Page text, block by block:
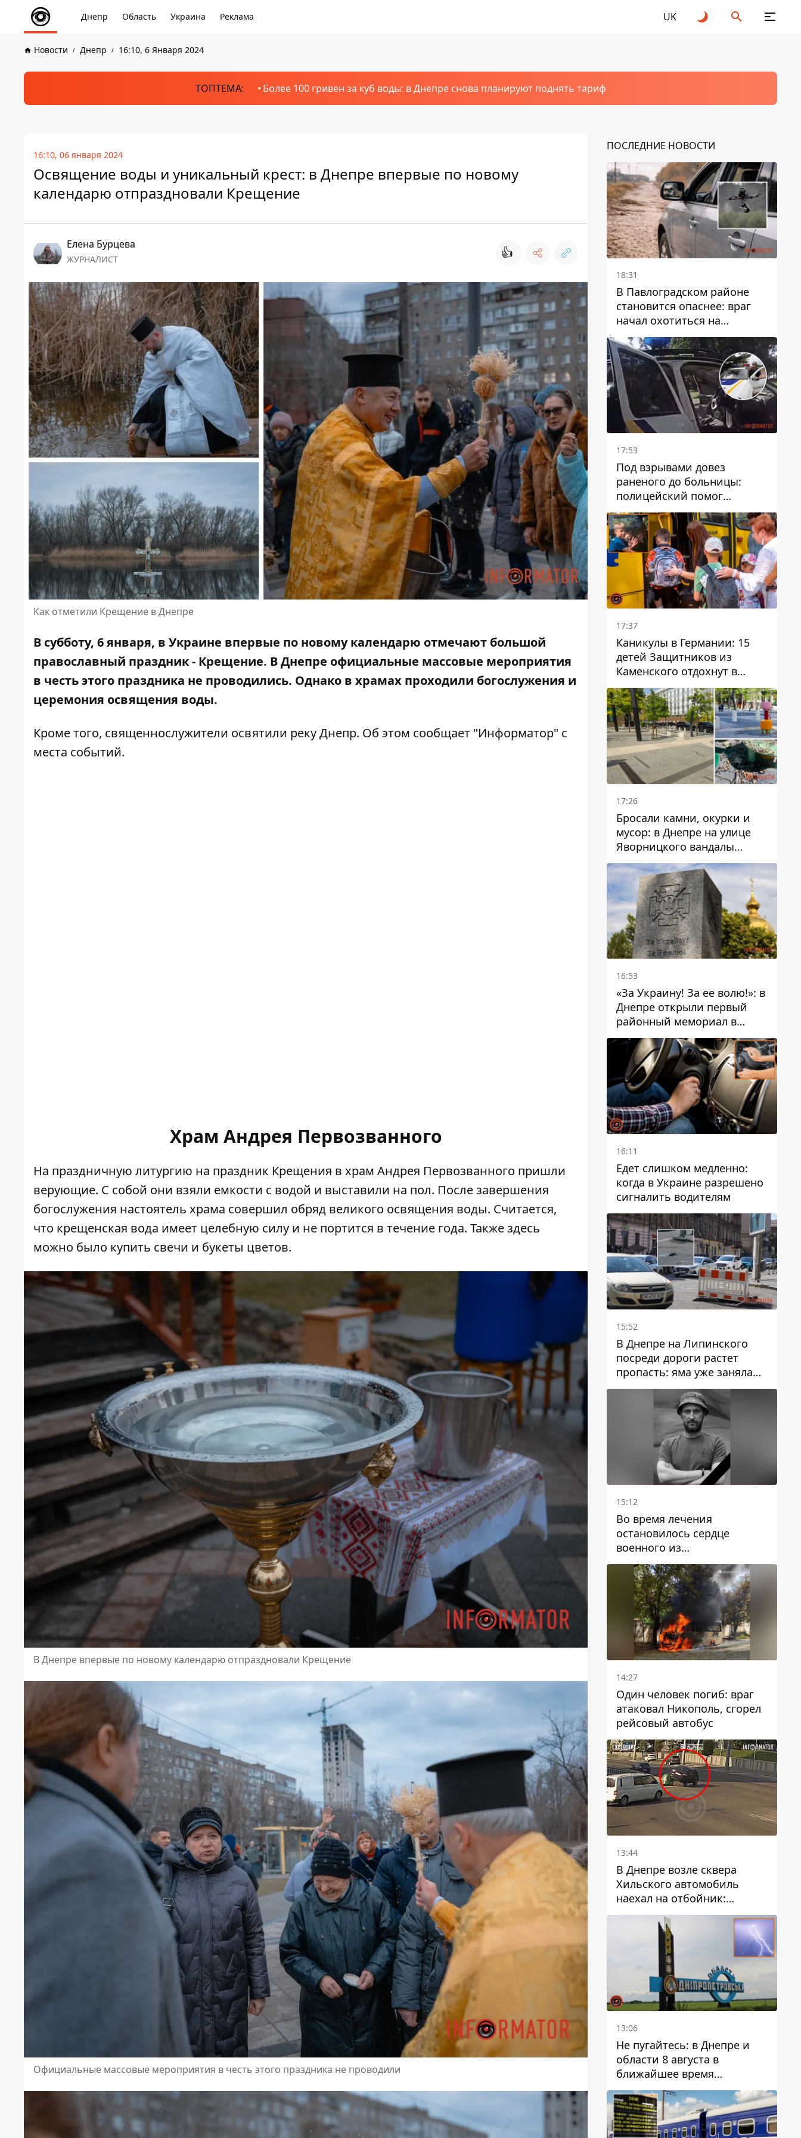
Днепр Область Украина Реклама UK
Новости Днепр 16:10, 6 Января 2024
ТОПТЕМА: Более 100 гривен за куб воды: в Днепре снова планируют поднять тариф
16:10, 06 января 2024
Освящение воды и уникальный крест: в Днепре впервые по новому
календарю отпраздновали Крещение
Елена Бурцева
ЖУРНАЛИСТ 👍
Как отметили Крещение в Днепре
В субботу, 6 января, в Украине впервые по новому календарю отмечают большой
православный праздник - Крещение. В Днепре официальные массовые мероприятия
в честь этого праздника не проводились. Однако в храмах проходили богослужения и
церемония освящения воды.
Кроме того, священнослужители освятили реку Днепр. Об этом сообщает "Информатор" с
места событий.
Храм Андрея Первозванного
На праздничную литургию на праздник Крещения в храм Андрея Первозванного пришли
верующие. С собой они взяли емкости с водой и выставили на пол. После завершения
богослужения настоятель храма совершил обряд великого освящения воды. Считается,
что крещенская вода имеет целебную силу и не портится в течение года. Также здесь
можно было купить свечи и букеты цветов.
В Днепре впервые по новому календарю отпраздновали Крещение
Официальные массовые мероприятия в честь этого праздника не проводили
ПОСЛЕДНИЕ НОВОСТИ
18:31
В Павлоградском районе
становится опаснее: враг
начал охотиться на
гражданский и военный
транспорт
17:53
Под взрывами довез
раненого до больницы:
полицейский помог
пострадавшему после атаки
на Каменский район
17:37
Каникулы в Германии: 15
детей Защитников из
Каменского отдохнут в
Вуппертале
17:26
Бросали камни, окурки и
мусор: в Днепре на улице
Яворницкого вандалы
повредили питьевые
фонтаны
16:53
«За Украину! За ее волю!»: в
Днепре открыли первый
районный мемориал в
честь погибших
Защитников
16:11
Едет слишком медленно:
когда в Украине разрешено
сигналить водителям
15:52
В Днепре на Липинского
посреди дороги растет
пропасть: яма уже заняла
полосу движения
15:12
Во время лечения
остановилось сердце
военного из
Днепропетровской области
Ростислава Лупашко
14:27
Один человек погиб: враг
атаковал Никополь, сгорел
рейсовый автобус
13:44
В Днепре возле сквера
Хильского автомобиль
наехал на отбойник:
момент происшествия
13:06
Не пугайтесь: в Днепре и
области 8 августа в
ближайшее время
ожидается гроза